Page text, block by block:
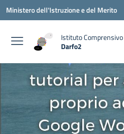
Vai ai contenuti
Vai al menu di navigazione
Vai al footer
Ministero dell'Istruzione e del Merito
Istituto Comprensivo
Darfo2